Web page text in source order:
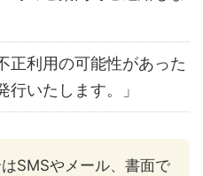
正利用の可能性があった
行いたします。」
SMSやメール、書面で